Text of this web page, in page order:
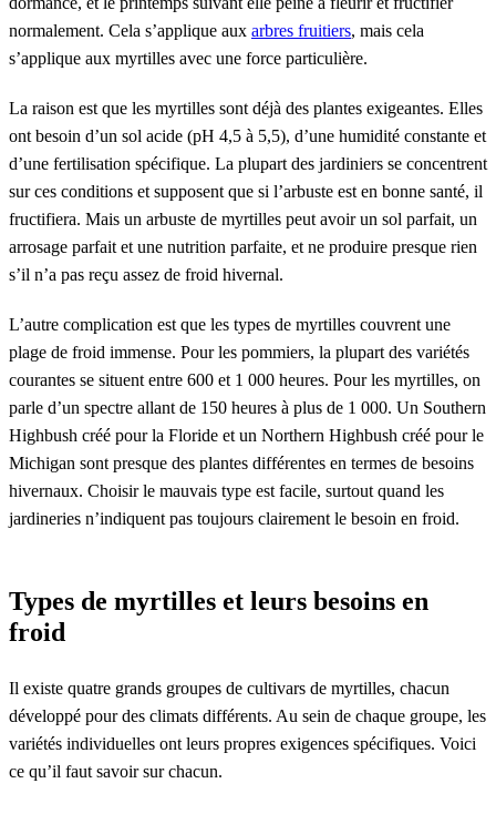
normalement. Cela s’applique aux arbres fruitiers, mais cela
s’applique aux myrtilles avec une force particulière.
La raison est que les myrtilles sont déjà des plantes exigeantes. Elles
ont besoin d’un sol acide (pH 4,5 à 5,5), d’une humidité constante et
d’une fertilisation spécifique. La plupart des jardiniers se concentrent
sur ces conditions et supposent que si l’arbuste est en bonne santé, il
fructifiera. Mais un arbuste de myrtilles peut avoir un sol parfait, un
arrosage parfait et une nutrition parfaite, et ne produire presque rien
s’il n’a pas reçu assez de froid hivernal.
L’autre complication est que les types de myrtilles couvrent une
plage de froid immense. Pour les pommiers, la plupart des variétés
courantes se situent entre 600 et 1 000 heures. Pour les myrtilles, on
parle d’un spectre allant de 150 heures à plus de 1 000. Un Southern
Highbush créé pour la Floride et un Northern Highbush créé pour le
Michigan sont presque des plantes différentes en termes de besoins
hivernaux. Choisir le mauvais type est facile, surtout quand les
jardineries n’indiquent pas toujours clairement le besoin en froid.
Types de myrtilles et leurs besoins en
froid
Il existe quatre grands groupes de cultivars de myrtilles, chacun
développé pour des climats différents. Au sein de chaque groupe, les
variétés individuelles ont leurs propres exigences spécifiques. Voici
ce qu’il faut savoir sur chacun.